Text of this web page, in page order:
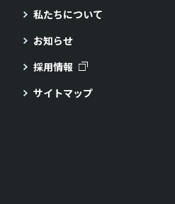
私たちについて
お知らせ
採用情報
サイトマップ